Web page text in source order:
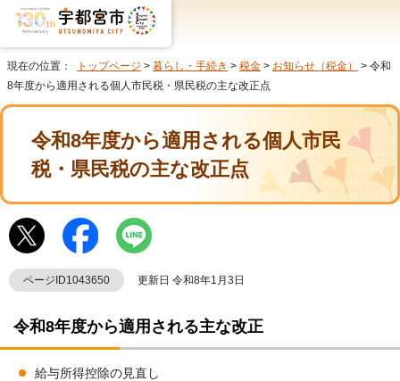
現在の位置： トップページ > 暮らし・手続き > 税金 > お知らせ（税金）
> 令和
8年度から適用される個人市民税・県民税の主な改正点
令和8年度から適用される個人市民
税・県民税の主な改正点
ページID1043650 更新日 令和8年1月3日
令和8年度から適用される主な改正
給与所得控除の見直し